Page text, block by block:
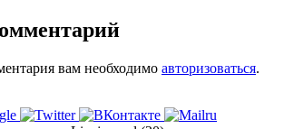
вам необходимо авторизоваться.